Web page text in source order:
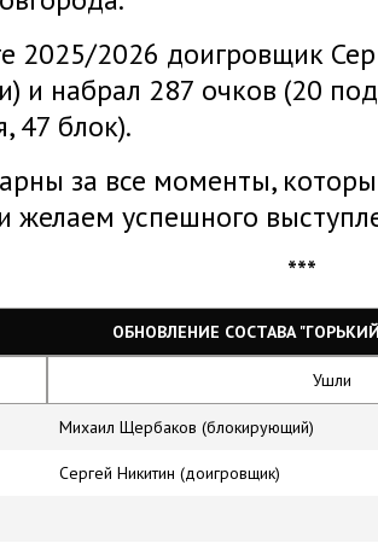
2025/2026 доигровщик
и набрал 287 очков (20
47 блок).
за все моменты,
желаем успешного
***
ОБНОВЛЕНИЕ СОСТАВА
Ушли
Михаил Щербаков (блокирующий)
Сергей Никитин (доигровщик)